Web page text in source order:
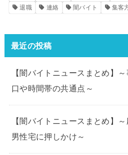
退職
連絡 闇バイト 集客
最近の投稿
【闇バイトニュースまとめ】
口や時間帯の共通点～
【闇バイトニュースまとめ】
男性宅に押しかけ～